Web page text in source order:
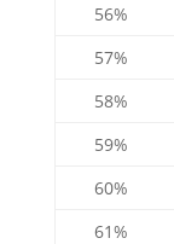
56%
57%
58%
59%
60%
61%